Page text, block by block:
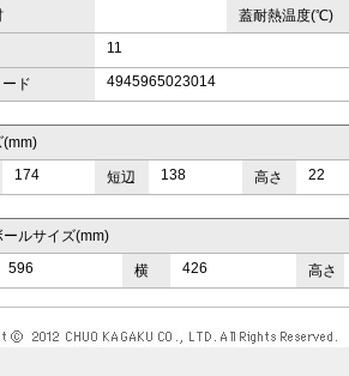
蓋耐熱温度(℃)
11
ド 4945965023014
(mm)
174 短辺 138 高さ 22
ールサイズ(mm)
596 横 426 高さ